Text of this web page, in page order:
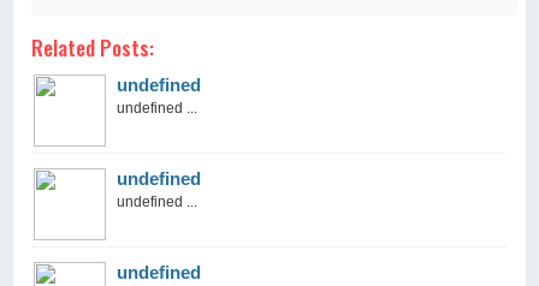
Related Posts:
undefined
undefined ...
undefined
undefined ...
undefined